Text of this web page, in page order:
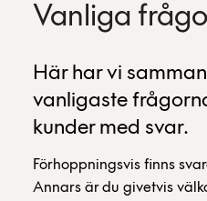
Vanliga
Här har vi
vanligaste
kunder med svar.
Förhoppningsvis finns
Annars är du givetvis